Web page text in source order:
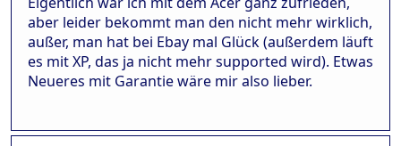
aber leider bekommt man den nicht mehr wirklich,
außer, man hat bei Ebay mal Glück (außerdem läuft
es mit XP, das ja nicht mehr supported wird). Etwas
Neueres mit Garantie wäre mir also lieber.